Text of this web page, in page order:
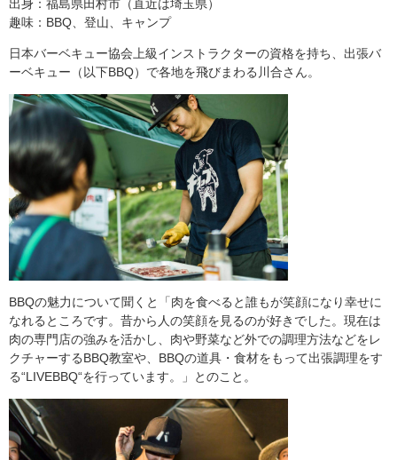
出身：福島県田村市（直近は埼玉県）
趣味：BBQ、登山、キャンプ
日本バーベキュー協会上級インストラクターの資格を持ち、出張バ
ーベキュー（以下BBQ）で各地を飛びまわる川合さん。
BBQの魅力について聞くと「肉を食べると誰もが笑顔になり幸せに
なれるところです。昔から人の笑顔を見るのが好きでした。現在は
肉の専門店の強みを活かし、肉や野菜など外での調理方法などをレ
クチャーするBBQ教室や、BBQの道具・食材をもって出張調理をす
る“LIVEBBQ“を行っています。」とのこと。